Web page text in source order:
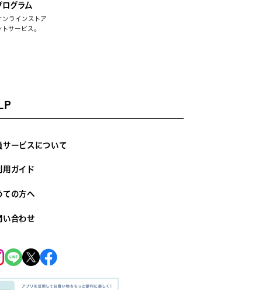
ログラム
ラインストア
サービス。
サービスについて
用ガイド
ての方へ
い合わせ